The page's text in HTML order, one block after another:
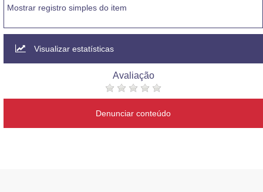
Mostrar registro simples do item
Visualizar estatísticas
Avaliação
Denunciar conteúdo